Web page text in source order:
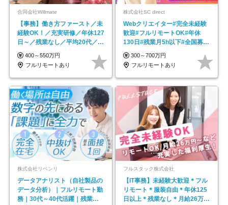
合同会社Willmate
【事務】働き方ファースト／未
経験OK！／充実研修／年休127
日～／残業なし／平均20代／リ
モートOK
400～550万円
フルリモートあり
株式会社SC direct
Webクリエイター#完全未経験
歓迎#フルリモートOK#年休
130日#残業月5h以下#全国募集
#最大1年の研修
300～700万円
フルリモートあり
株式会社リベンリ
データアナリスト（自社製品の
データ分析）｜フルリモート勤
務｜30代～40代活躍｜残業少
フルスタック株式会社
【IT事務】未経験大歓迎＊フル
リモート＊服装自由＊年休125
日以上＊残業なし＊月給26万円